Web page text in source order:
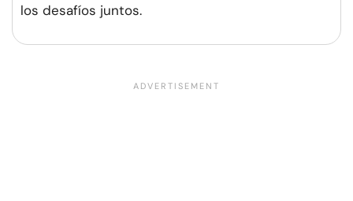
los desafíos juntos.